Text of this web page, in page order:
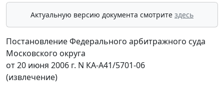
Актуальную версию документа смотрите здесь
Постановление Федерального арбитражного суда
Московского округа
от 20 июня 2006 г. N КА-А41/5701-06
(извлечение)